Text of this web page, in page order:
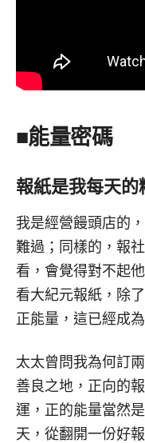
■能量密碼
報紙是我每天的
我是經營饅頭店的
難過；同樣的，報
看，會覺得對不起
看大紀元報紙，除
正能量，這已經成
太太曾問我為何訂
善良之地，正向的
運，正的能量當然
天，從翻開一份好